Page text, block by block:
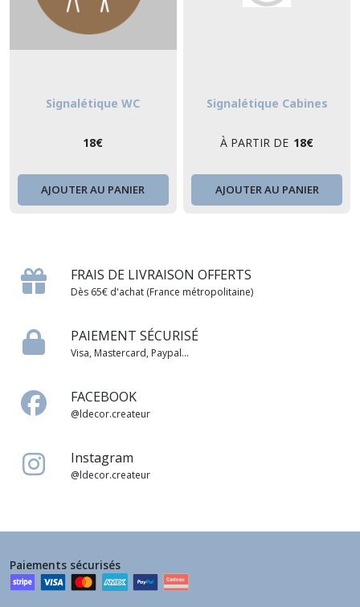
Signalétique WC
18€
AJOUTER AU PANIER
Signalétique Cabines
À PARTIR DE 18€
AJOUTER AU PANIER
FRAIS DE LIVRAISON OFFERTS
Dès 65€ d'achat (France métropolitaine)
PAIEMENT SÉCURISÉ
Visa, Mastercard, Paypal...
FACEBOOK
@ldecor.createur
Instagram
@ldecor.createur
Paiements sécurisés